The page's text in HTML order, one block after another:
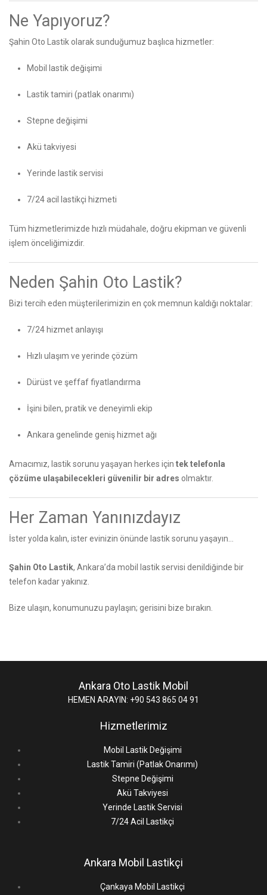
Ne Yapıyoruz?
Şahin Oto Lastik olarak sunduğumuz başlıca hizmetler:
Mobil lastik değişimi
Lastik tamiri (patlak onarımı)
Stepne değişimi
Akü takviyesi
Yerinde lastik servisi
7/24 acil lastikçi hizmeti
Tüm hizmetlerimizde hızlı müdahale, doğru ekipman ve güvenli
işlem önceliğimizdir.
Neden Şahin Oto Lastik?
Bizi tercih eden müşterilerimizin en çok memnun kaldığı noktalar:
7/24 hizmet anlayışı
Hızlı ulaşım ve yerinde çözüm
Dürüst ve şeffaf fiyatlandırma
İşini bilen, pratik ve deneyimli ekip
Ankara genelinde geniş hizmet ağı
Amacımız, lastik sorunu yaşayan herkes için tek telefonla
çözüme ulaşabilecekleri güvenilir bir adres olmaktır.
Her Zaman Yanınızdayız
İster yolda kalın, ister evinizin önünde lastik sorunu yaşayın…
Şahin Oto Lastik, Ankara’da mobil lastik servisi denildiğinde bir
telefon kadar yakınız.
Bize ulaşın, konumunuzu paylaşın; gerisini bize bırakın.
Ankara Oto Lastik Mobil
HEMEN ARAYIN: +90 543 865 04 91
Hizmetlerimiz
Mobil Lastik Değişimi
Lastik Tamiri (Patlak Onarımı)
Stepne Değişimi
Akü Takviyesi
Yerinde Lastik Servisi
7/24 Acil Lastikçi
Ankara Mobil Lastikçi
Çankaya Mobil Lastikçi